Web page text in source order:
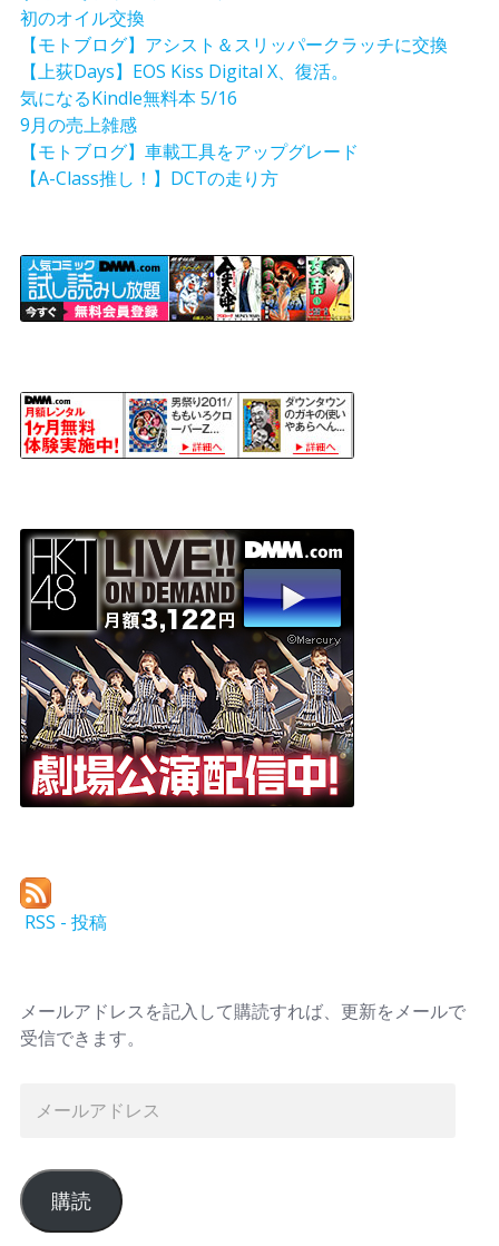
初のオイル交換
【モトブログ】アシスト＆スリッパークラッチに交換
【上荻Days】EOS Kiss Digital X、復活。
気になるKindle無料本 5/16
9月の売上雑感
【モトブログ】車載工具をアップグレード
【A-Class推し！】DCTの走り方
RSS - 投稿
メールアドレスを記入して購読すれば、更新をメールで
受信できます。
購読